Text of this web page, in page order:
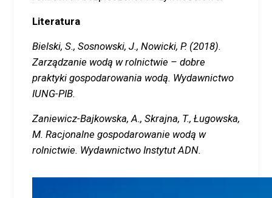
Literatura
Bielski, S., Sosnowski, J., Nowicki, P. (2018).
Zarządzanie wodą w rolnictwie – dobre
praktyki gospodarowania wodą. Wydawnictwo
IUNG-PIB.
Zaniewicz-Bajkowska, A., Skrajna, T., Ługowska,
M. Racjonalne gospodarowanie wodą w
rolnictwie. Wydawnictwo Instytut ADN.